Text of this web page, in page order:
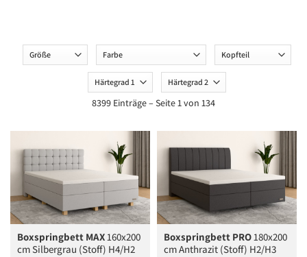
Groesse Farbe Kopfteil
Haertegrad
1
Haertegrad
2
8399 Einträge – Seite 1 von 134
Boxspringbett MAX160x200
cm Silbergrau (Stoff) H4/H2
Boxspringbett PRO180x200
cm Anthrazit (Stoff) H2/H3